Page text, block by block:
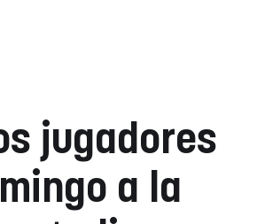
jugadores
a la